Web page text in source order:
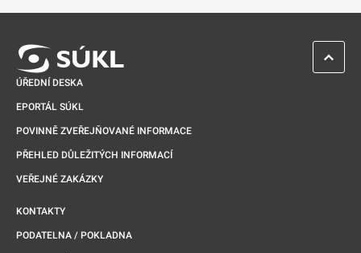
ÚŘEDNÍ DESKA
EPORTÁL SÚKL
POVINNĚ ZVEŘEJŇOVANÉ INFORMACE
PŘEHLED DŮLEŽITÝCH INFORMACÍ
VEŘEJNÉ ZAKÁZKY
KONTAKTY
PODATELNA / POKLADNA
ZPĚT